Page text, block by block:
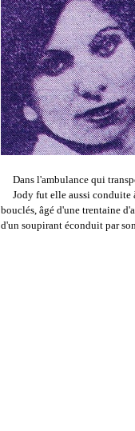
Dans l'ambulance qui
Jody fut elle aussi conduite
bouclés, âgé d'une trentaine
d'un soupirant éconduit par